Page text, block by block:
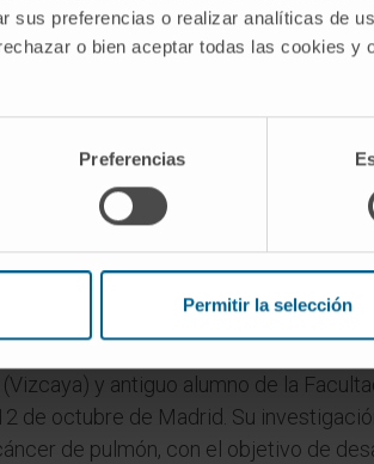
sus preferencias o realizar analíticas de
o bien aceptar todas las cookies y
Preferencias
Permitir la selección
sólidosdel Cima de la
así que supone un pequeño
por alguien que está empezando,
se financia a investigadores
en la biología del cáncer de
nuevos tratamientos para aquellos
muchos en esta patología. Por
subraya.
pulmón
y antiguo alumno de la
de octubre de Madrid. Su
de pulmón, con el objetivo de